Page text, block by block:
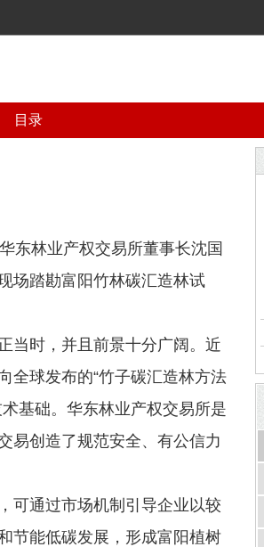
目录
东林业产权交易所董事长沈国
场踏勘富阳竹林碳汇造林试
时，并且前景十分广阔。近
全球发布的“竹子碳汇造林方法
基础。华东林业产权交易所是
易创造了规范安全、有公信力
通过市场机制引导企业以较
节能低碳发展，形成富阳植树